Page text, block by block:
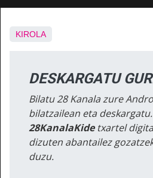
KIROLA
DESKARGATU
Bilatu 28 Kanala zure
bilatzailean eta
28KanalaKidetxartel
dizuten abantailez
duzu.